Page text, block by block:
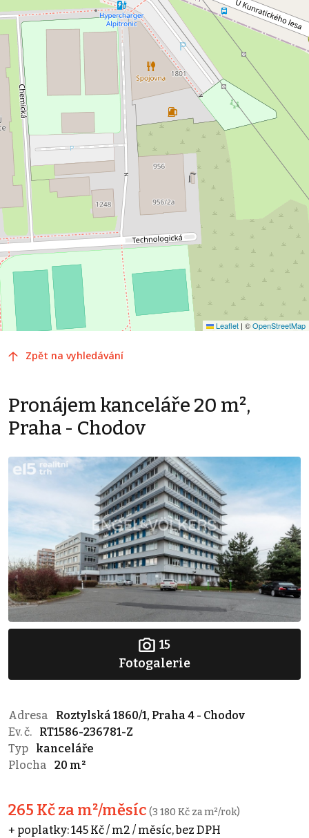
Leaflet | ©OpenStreetMap
Zpět na vyhledávání
Pronájem kanceláře 20 m²,
Praha - Chodov
15
Fotogalerie
Adresa
Roztylská 1860/1, Praha 4 - Chodov
Ev. č.
RT1586-236781-Z
Typ
kanceláře
Plocha
20 m²
265 Kč za m²/měsíc (3 180 Kč za m²/rok)
+ poplatky: 145 Kč / m2 / měsíc, bez DPH